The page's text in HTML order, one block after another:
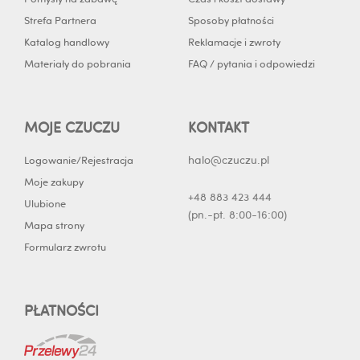
n
Strefa Partnera
Katalog handlowy
Materiały do pobrania
Sposoby płatności
Reklamacje i zwroty
FAQ / pytania i odpowiedzi
MOJE CZUCZU
Logowanie/Rejestracja
Moje zakupy
Ulubione
Mapa strony
Formularz zwrotu
KONTAKT
halo@czuczu.pl
+48 883 423 444
(pn.-pt. 8:00-16:00)
PŁATNOŚCI